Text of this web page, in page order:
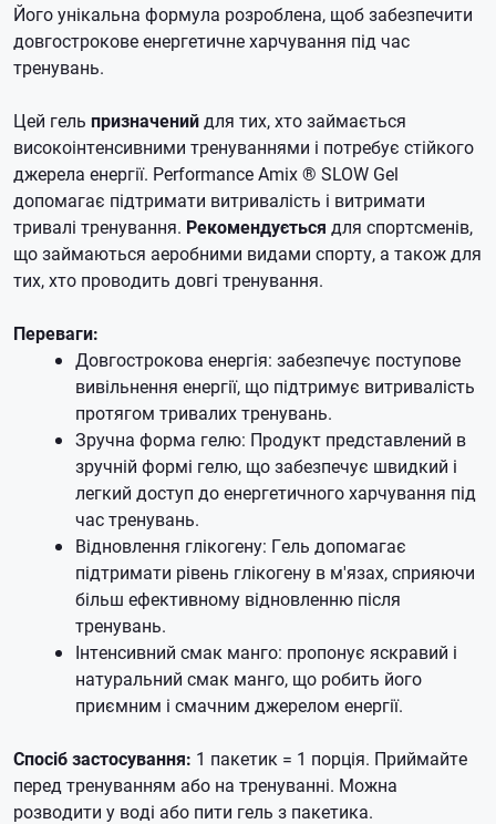
Його унікальна формула розроблена, щоб забезпечити
довгострокове енергетичне харчування під час
тренувань.
Цей гель призначенийдля тих, хто займається
високоінтенсивними тренуваннями і потребує стійкого
джерела енергії. Performance Amix ® SLOW Gel
допомагає підтримати витривалість і витримати
тривалі тренування. Рекомендується для спортсменів,
що займаються аеробними видами спорту, а також для
тих, хто проводить довгі тренування.
Переваги:
Довгострокова енергія: забезпечує поступове
вивільнення енергії, що підтримує витривалість
протягом тривалих тренувань.
Зручна форма гелю: Продукт представлений в
зручній формі гелю, що забезпечує швидкий і
легкий доступ до енергетичного харчування під
час тренувань.
Відновлення глікогену: Гель допомагає
підтримати рівень глікогену в м'язах, сприяючи
більш ефективному відновленню після
тренувань.
Інтенсивний смак манго: пропонує яскравий і
натуральний смак манго, що робить його
приємним і смачним джерелом енергії.
Спосіб застосування: 1 пакетик = 1 порція. Приймайте
перед тренуванням або на тренуванні. Можна
розводити у воді або пити гель з пакетика.